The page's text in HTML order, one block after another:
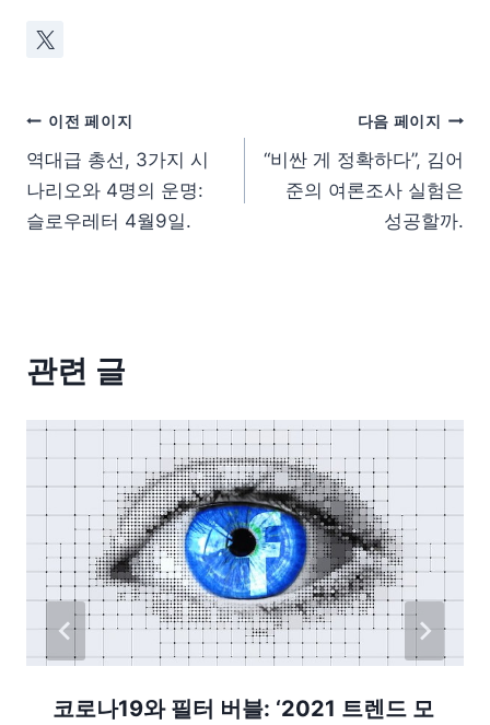
이전 페이지
역대급 총선, 3가지 시
나리오와 4명의 운명:
슬로우레터 4월9일.
다음 페이지
“비싼 게 정확하다”, 김어
준의 여론조사 실험은
성공할까.
관련 글
코로나19와 필터 버블: ‘2021 트렌드 모